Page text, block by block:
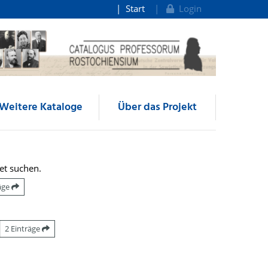
Start Login
Kataloge Über das Projekt
suchen.
2 Einträge